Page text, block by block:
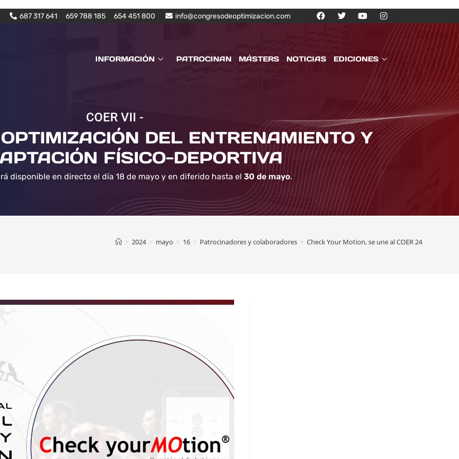
687 317 641 659 788 185 654 451 800 info@congresodeoptimizacion.com
INFORMACIÓN PATROCINAN MÁSTERS NOTICIAS EDICIONES
COER VII -
DEL ENTRENAMIENTO Y
FÍSICO-DEPORTIVA
disponible en directo el día 18 de mayo y en diferido hasta el 30 de mayo.
> 2024 > mayo > 16 > Patrocinadores y colaboradores > Check Your Motion, se une al COER 24